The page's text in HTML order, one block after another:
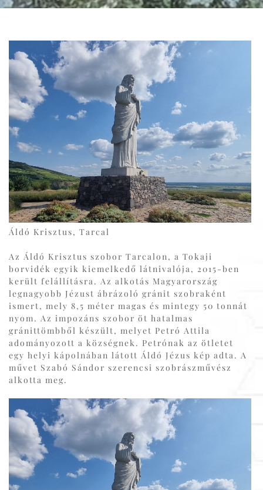
Áldó Krisztus, Tarcal
Az Áldó Krisztus szobor Tarcalon, a Tokaji
borvidék egyik kiemelkedő látnivalója, 2015-ben
került felállításra. Az alkotás Magyarország
legnagyobb Jézust ábrázoló gránit szobraként
ismert, mely 8,5 méter magas és mintegy 50 tonnát
nyom. Az impozáns szobor öt hatalmas
gránittömbből készült, melyet Petró Attila
adományozott a községnek. Petrónak az ötletet
egy helyi kápolnában látott Áldó Jézus kép adta. A
művet Szabó Sándor szerencsi szobrászművész
alkotta meg.